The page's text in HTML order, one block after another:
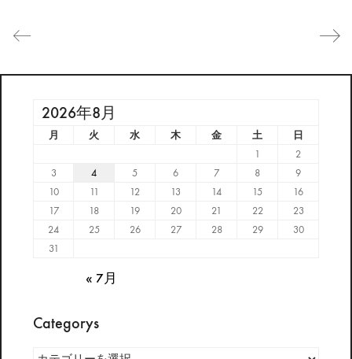
2026年8月
月 火 水 木 金 土
日
1
2
3
4 5 6 7 8
9
10
11 12 13 14 15
16
17
18 19 20 21 22
23
24
25 26 27 28 29
30
31
« 7月
Categorys